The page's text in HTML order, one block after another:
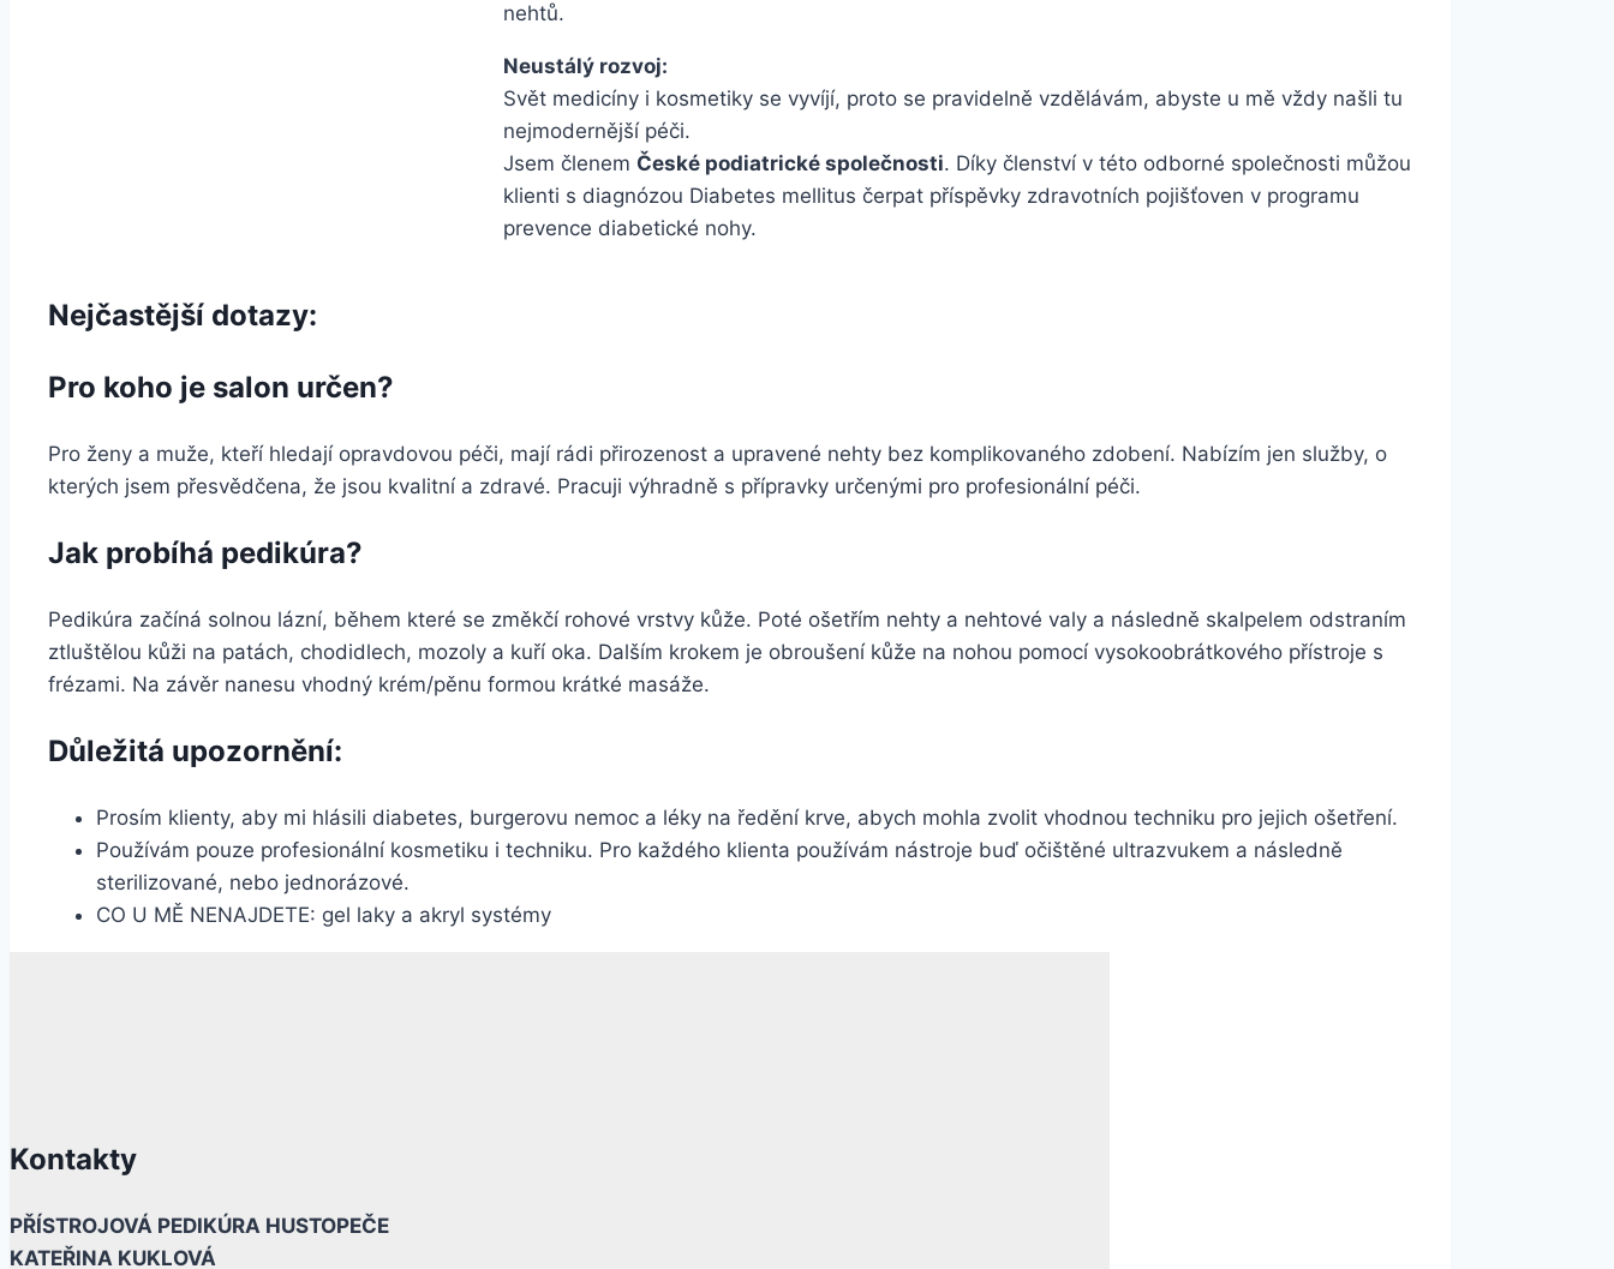
nehtů.
Neustálý rozvoj:
Svět medicíny i kosmetiky se vyvíjí, proto se pravidelně vzdělávám, abyste u mě vždy našli tu
nejmodernější péči.
Jsem členem České podiatrické společnosti. Díky členství v této odborné společnosti můžou
klienti s diagnózou Diabetes mellitus čerpat příspěvky zdravotních pojišťoven v programu
prevence diabetické nohy.
Nejčastější dotazy:
Pro koho je salon určen?
Pro ženy a muže, kteří hledají opravdovou péči, mají rádi přirozenost a upravené nehty bez komplikovaného zdobení. Nabízím jen služby, o
kterých jsem přesvědčena, že jsou kvalitní a zdravé. Pracuji výhradně s přípravky určenými pro profesionální péči.
Jak probíhá pedikúra?
Pedikúra začíná solnou lázní, během které se změkčí rohové vrstvy kůže. Poté ošetřím nehty a nehtové valy a následně skalpelem odstraním
ztluštělou kůži na patách, chodidlech, mozoly a kuří oka. Dalším krokem je obroušení kůže na nohou pomocí vysokoobrátkového přístroje s
frézami. Na závěr nanesu vhodný krém/pěnu formou krátké masáže.
Důležitá upozornění:
Prosím klienty, aby mi hlásili diabetes, burgerovu nemoc a léky na ředění krve, abych mohla zvolit vhodnou techniku pro jejich ošetření.
Používám pouze profesionální kosmetiku i techniku. Pro každého klienta používám nástroje buď očištěné ultrazvukem a následně
sterilizované, nebo jednorázové.
CO U MĚ NENAJDETE: gel laky a akryl systémy
Kontakty
PŘÍSTROJOVÁ PEDIKÚRA HUSTOPEČE
KATEŘINA KUKLOVÁ